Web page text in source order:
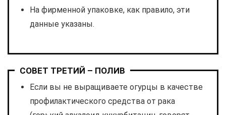
На фирменной упаковке, как правило, эти
данные указаны.
СОВЕТ ТРЕТИЙ – ПОЛИВ
Если вы не выращиваете огурцы в качестве
профилактического средства от рака